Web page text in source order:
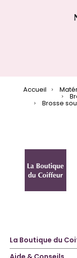
Accueil
Brosse
La Boutique du